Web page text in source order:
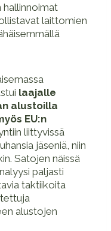
laittomien
laajalle
alustoilla
EU:n
liittyvissä
jäseniä, niin
Satojen näissä
paljasti
taktiikoita
alustojen